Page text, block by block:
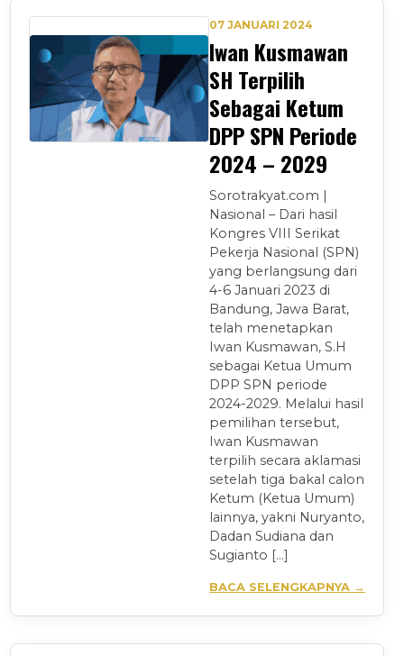
07 JANUARI 2024
Iwan Kusmawan
SH Terpilih
Sebagai Ketum
DPP SPN Periode
2024 – 2029
Sorotrakyat.com |
Nasional – Dari hasil
Kongres VIII Serikat
Pekerja Nasional (SPN)
yang berlangsung dari
4-6 Januari 2023 di
Bandung, Jawa Barat,
telah menetapkan
Iwan Kusmawan, S.H
sebagai Ketua Umum
DPP SPN periode
2024-2029. Melalui hasil
pemilihan tersebut,
Iwan Kusmawan
terpilih secara aklamasi
setelah tiga bakal calon
Ketum (Ketua Umum)
lainnya, yakni Nuryanto,
Dadan Sudiana dan
Sugianto […]
BACA SELENGKAPNYA →